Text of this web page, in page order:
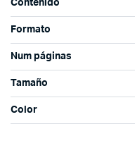
Contenido
Formato
Num páginas
Tamaño
Color